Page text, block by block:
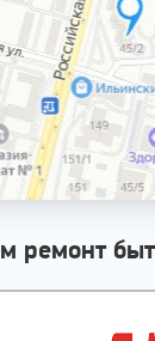
ремонт